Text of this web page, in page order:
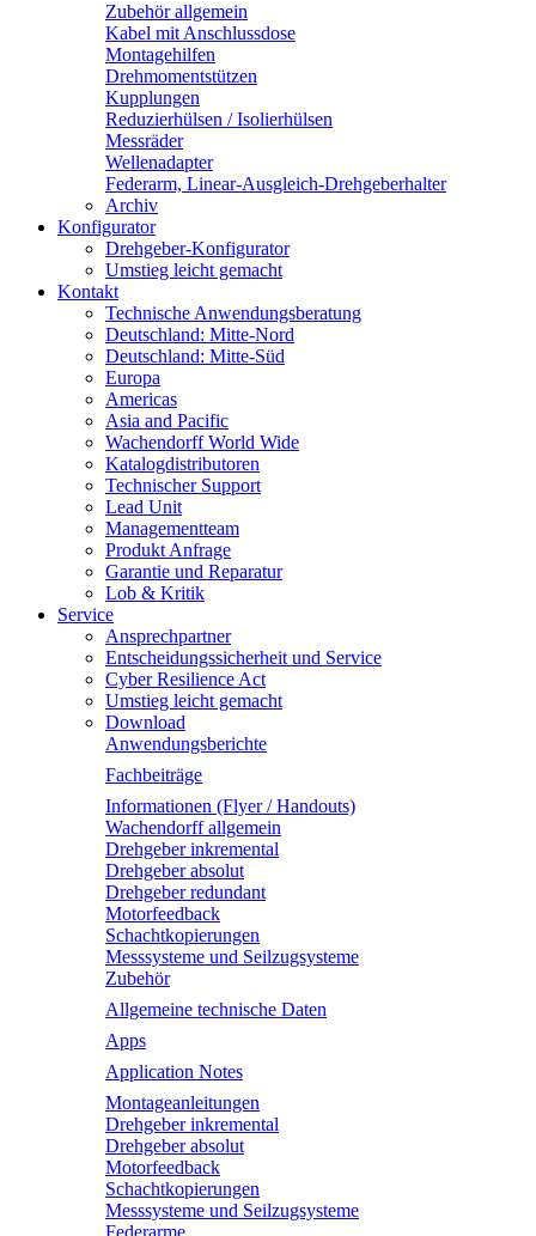
Zubehör allgemein
Kabel mit Anschlussdose
Montagehilfen
Drehmomentstützen
Kupplungen
Reduzierhülsen / Isolierhülsen
Messräder
Wellenadapter
Federarm, Linear-Ausgleich-Drehgeberhalter
Archiv
Konfigurator
Drehgeber-Konfigurator
Umstieg leicht gemacht
Kontakt
Technische Anwendungsberatung
Deutschland: Mitte-Nord
Deutschland: Mitte-Süd
Europa
Americas
Asia and Pacific
Wachendorff World Wide
Katalogdistributoren
Technischer Support
Lead Unit
Managementteam
Produkt Anfrage
Garantie und Reparatur
Lob & Kritik
Service
Ansprechpartner
Entscheidungssicherheit und Service
Cyber Resilience Act
Umstieg leicht gemacht
Download
Anwendungsberichte
Fachbeiträge
Informationen (Flyer / Handouts)
Wachendorff allgemein
Drehgeber inkremental
Drehgeber absolut
Drehgeber redundant
Motorfeedback
Schachtkopierungen
Messsysteme und Seilzugsysteme
Zubehör
Allgemeine technische Daten
Apps
Application Notes
Montageanleitungen
Drehgeber inkremental
Drehgeber absolut
Motorfeedback
Schachtkopierungen
Messsysteme und Seilzugsysteme
Federarme